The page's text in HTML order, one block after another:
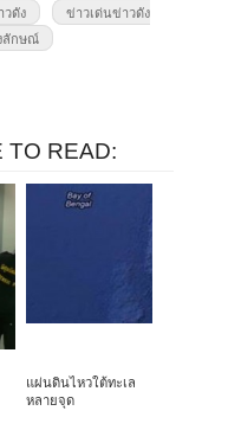
ดัง
ข่าวเด่นข่าวดัง
ลักษณ์
TO READ:
แผ่นดินไหวใต้ทะเล
หลายจุด